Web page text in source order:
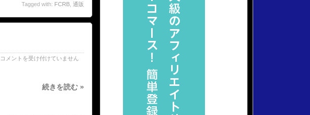
Tagged with: FCRB 通販
コメントを受け付けていません
続きを読む »